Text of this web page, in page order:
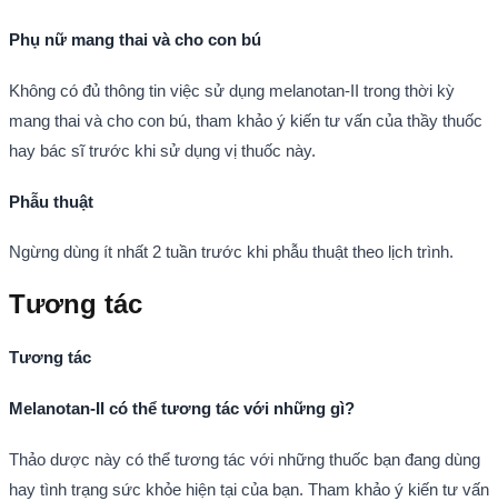
Phụ nữ mang thai và cho con bú
Không có đủ thông tin việc sử dụng melanotan-II trong thời kỳ
mang thai và cho con bú, tham khảo ý kiến tư vấn của thầy thuốc
hay bác sĩ trước khi sử dụng vị thuốc này.
Phẫu thuật
Ngừng dùng ít nhất 2 tuần trước khi phẫu thuật theo lịch trình.
Tương tác
Tương tác
Melanotan-II có thể tương tác với những gì?
Thảo dược này có thể tương tác với những thuốc bạn đang dùng
hay tình trạng sức khỏe hiện tại của bạn. Tham khảo ý kiến tư vấn